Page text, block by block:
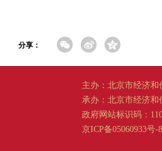
分享：
主办：北京市经济和
承办：北京市经济
政府网站标识码：
京ICP备05060933号-8